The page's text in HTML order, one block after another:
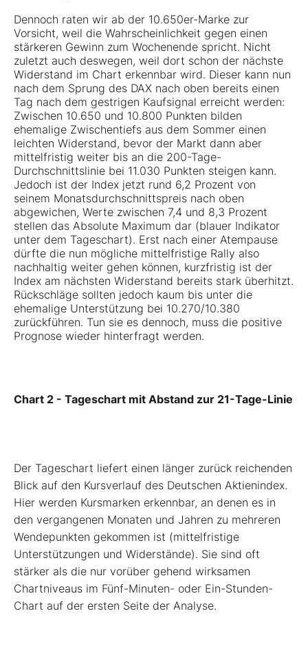
Dennoch raten wir ab der 10.650er-Marke zur
Vorsicht, weil die Wahrscheinlichkeit gegen einen
stärkeren Gewinn zum Wochenende spricht. Nicht
zuletzt auch deswegen, weil dort schon der nächste
Widerstand im Chart erkennbar wird. Dieser kann nun
nach dem Sprung des DAX nach oben bereits einen
Tag nach dem gestrigen Kaufsignal erreicht werden:
Zwischen 10.650 und 10.800 Punkten bilden
ehemalige Zwischentiefs aus dem Sommer einen
leichten Widerstand, bevor der Markt dann aber
mittelfristig weiter bis an die 200-Tage-
Durchschnittslinie bei 11.030 Punkten steigen kann.
Jedoch ist der Index jetzt rund 6,2 Prozent von
seinem Monatsdurchschnittspreis nach oben
abgewichen, Werte zwischen 7,4 und 8,3 Prozent
stellen das Absolute Maximum dar (blauer Indikator
unter dem Tageschart). Erst nach einer Atempause
dürfte die nun mögliche mittelfristige Rally also
nachhaltig weiter gehen können, kurzfristig ist der
Index am nächsten Widerstand bereits stark überhitzt.
Rückschläge sollten jedoch kaum bis unter die
ehemalige Unterstützung bei 10.270/10.380
zurückführen. Tun sie es dennoch, muss die positive
Prognose wieder hinterfragt werden.
Chart 2 - Tageschart mit Abstand zur 21-Tage-Linie
Der Tageschart liefert einen länger zurück reichenden
Blick auf den Kursverlauf des Deutschen Aktienindex.
Hier werden Kursmarken erkennbar, an denen es in
den vergangenen Monaten und Jahren zu mehreren
Wendepunkten gekommen ist (mittelfristige
Unterstützungen und Widerstände). Sie sind oft
stärker als die nur vorüber gehend wirksamen
Chartniveaus im Fünf-Minuten- oder Ein-Stunden-
Chart auf der ersten Seite der Analyse.